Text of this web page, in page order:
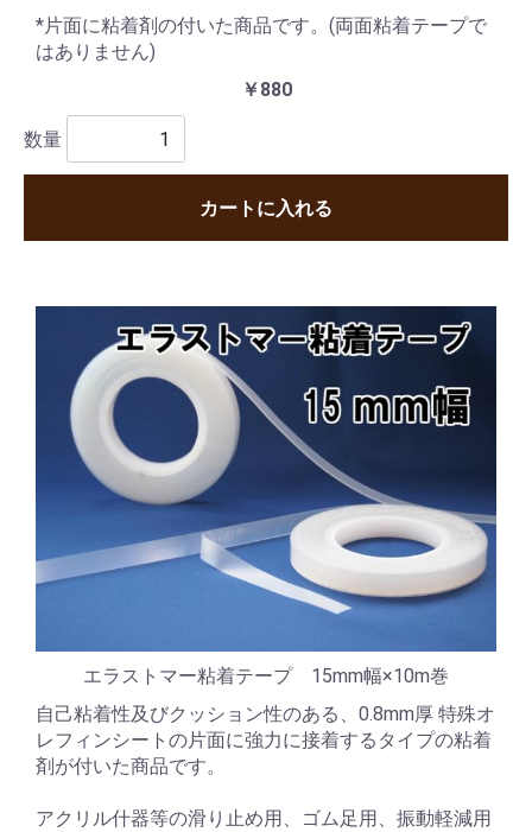
*片面に粘着剤の付いた商品です。(両面粘着テープで
はありません)
￥880
数量
カートに入れる
エラストマー粘着テープ 15mm幅×10m巻
自己粘着性及びクッション性のある、0.8mm厚 特殊オ
レフィンシートの片面に強力に接着するタイプの粘着
剤が付いた商品です。
アクリル什器等の滑り止め用、ゴム足用、振動軽減用